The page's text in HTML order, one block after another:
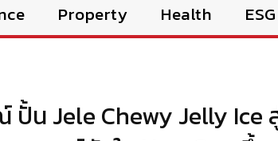
Property Health ESG
ปั้น Jele Chewy Jelly Ice